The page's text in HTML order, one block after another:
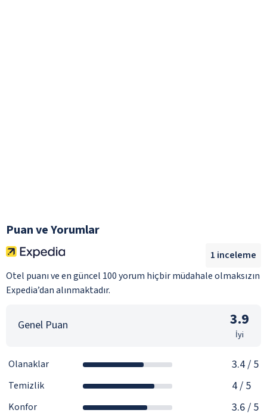
Puan ve Yorumlar
Otel puanı ve en güncel 100 yorum hiçbir müdahale olmaksızın
Expedia’dan alınmaktadır.
1 inceleme
Genel Puan 3.9
İyi
Olanaklar 3.4/ 5
Temizlik 4/ 5
Konfor 3.6/ 5